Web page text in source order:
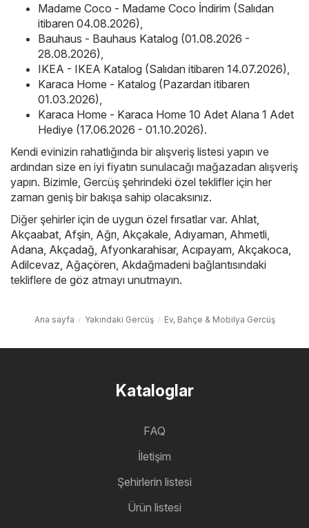
Madame Coco - Madame Coco İndirim (Salıdan
itibaren 04.08.2026)
Bauhaus - Bauhaus Katalog (01.08.2026 -
28.08.2026)
IKEA - IKEA Katalog (Salıdan itibaren 14.07.2026)
Karaca Home - Katalog (Pazardan itibaren
01.03.2026)
Karaca Home - Karaca Home 10 Adet Alana 1 Adet
Hediye (17.06.2026 - 01.10.2026).
Kendi evinizin rahatlığında bir alışveriş listesi yapın ve
ardından size en iyi fiyatın sunulacağı mağazadan alışveriş
yapın. Bizimle, Gercüş şehrindeki özel teklifler için her
zaman geniş bir bakışa sahip olacaksınız.
Diğer şehirler için de uygun özel fırsatlar var. Ahlat
Akçaabat Afşin Ağrı Akçakale Adıyaman Ahmetli
Adana Akçadağ Afyonkarahisar, Acıpayam Akçakoca
Adilcevaz Ağaçören Akdağmadeni bağlantısındaki
tekliflere de göz atmayı unutmayın.
Ana sayfa Yakındaki Gercüş Ev, Bahçe & Mobilya Gercüş
Kataloglar
FAQ
İletişim
Şehirlerin listesi
Ürün listesi